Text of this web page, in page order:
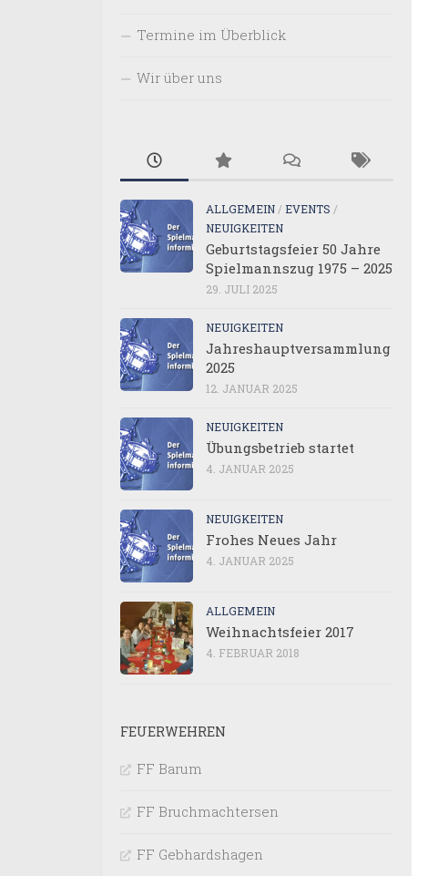
Termine im Überblick
Wir über uns
ALLGEMEIN /EVENTS /
NEUIGKEITEN
Geburtstagsfeier 50 Jahre
Spielmannszug 1975 – 2025
29. JULI 2025
NEUIGKEITEN
Jahreshauptversammlung
2025
12. JANUAR 2025
NEUIGKEITEN
Übungsbetrieb startet
4. JANUAR 2025
NEUIGKEITEN
Frohes Neues Jahr
4. JANUAR 2025
ALLGEMEIN
Weihnachtsfeier 2017
4. FEBRUAR 2018
FEUERWEHREN
FF Barum
FF Bruchmachtersen
FF Gebhardshagen